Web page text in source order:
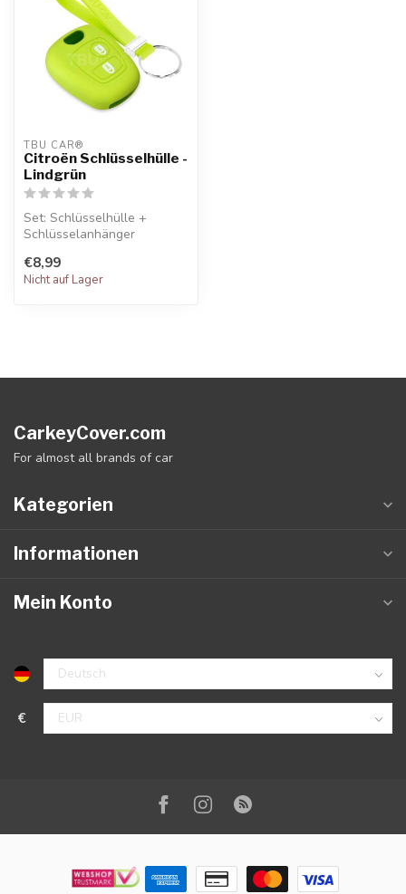
TBU CAR®
Citroën Schlüsselhülle -
Lindgrün
Set: Schlüsselhülle +
Schlüsselanhänger
€8,99
Nicht auf Lager
CarkeyCover.com
For almost all brands of car
Kategorien
Informationen
Mein Konto
€